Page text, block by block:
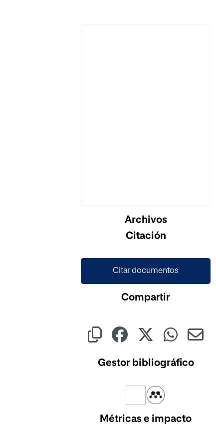
Archivos
Citación
Citar documentos
Compartir
Gestor bibliográfico
Métricas e impacto